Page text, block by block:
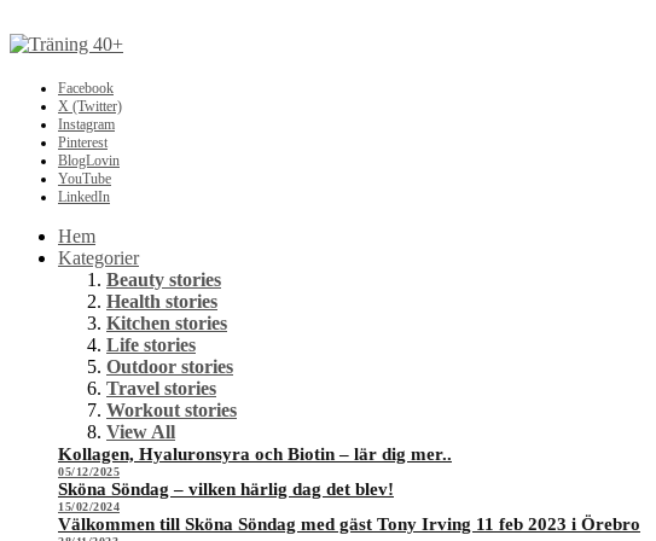
Facebook
X (Twitter)
Instagram
Pinterest
BlogLovin
YouTube
LinkedIn
Hem
Kategorier
Beauty stories
Health stories
Kitchen stories
Life stories
Outdoor stories
Travel stories
Workout stories
View All
Kollagen, Hyaluronsyra och Biotin – lär dig mer..
05/12/2025
Sköna Söndag – vilken härlig dag det blev!
15/02/2024
Välkommen till Sköna Söndag med gäst Tony Irving 11 feb 2023 i Örebro